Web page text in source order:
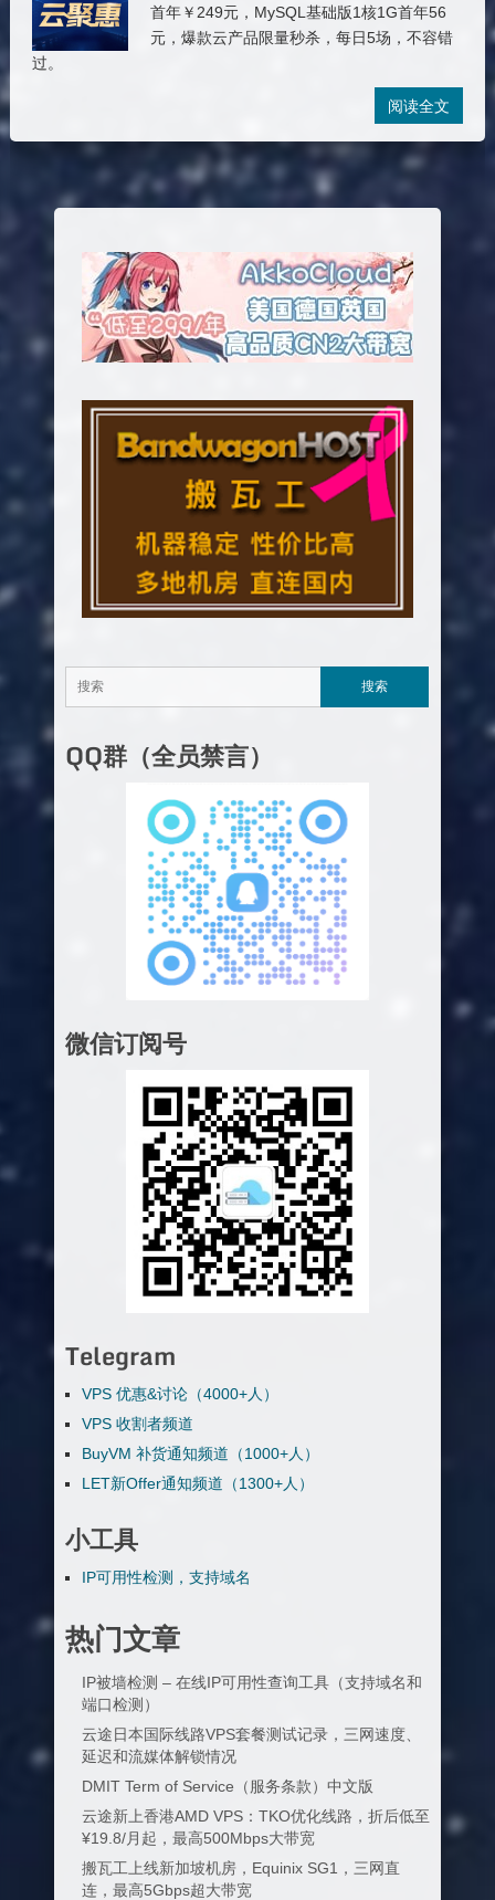
首年￥249元，MySQL基础版1核1G首年56
元，爆款云产品限量秒杀，每日5场，不容错
过。
阅读全文
QQ群（全员禁言）
微信订阅号
Telegram
VPS 优惠&讨论（4000+人）
VPS 收割者频道
BuyVM 补货通知频道（1000+人）
LET新Offer通知频道（1300+人）
小工具
IP可用性检测，支持域名
热门文章
IP被墙检测 – 在线IP可用性查询工具（支持域名和
端口检测）
云途日本国际线路VPS套餐测试记录，三网速度、
延迟和流媒体解锁情况
DMIT Term of Service（服务条款）中文版
云途新上香港AMD VPS：TKO优化线路，折后低至
¥19.8/月起，最高500Mbps大带宽
搬瓦工上线新加坡机房，Equinix SG1，三网直
连，最高5Gbps超大带宽